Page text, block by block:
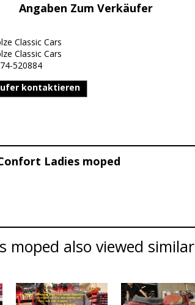
Angaben Zum Verkäufer
Classic Cars
Classic Cars
520884
kontaktieren
Ladies moped
moped also viewed similar